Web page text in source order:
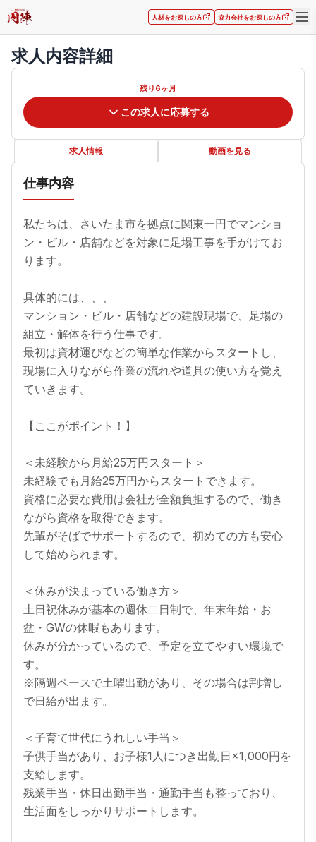
人材をお探しの方 協力会社をお探しの方
求人内容詳細
残り6ヶ月
この求人に応募する
求人情報 動画を見る
仕事内容
私たちは、さいたま市を拠点に関東一円でマンショ
ン・ビル・店舗などを対象に足場工事を手がけてお
ります。
具体的には、、、
マンション・ビル・店舗などの建設現場で、足場の
組立・解体を行う仕事です。
最初は資材運びなどの簡単な作業からスタートし、
現場に入りながら作業の流れや道具の使い方を覚え
ていきます。
【ここがポイント！】
＜未経験から月給25万円スタート＞
未経験でも月給25万円からスタートできます。
資格に必要な費用は会社が全額負担するので、働き
ながら資格を取得できます。
先輩がそばでサポートするので、初めての方も安心
して始められます。
＜休みが決まっている働き方＞
土日祝休みが基本の週休二日制で、年末年始・お
盆・GWの休暇もあります。
休みが分かっているので、予定を立てやすい環境で
す。
※隔週ペースで土曜出勤があり、その場合は割増し
で日給が出ます。
＜子育て世代にうれしい手当＞
子供手当があり、お子様1人につき出勤日×1,000円を
支給します。
残業手当・休日出勤手当・通勤手当も整っており、
生活面をしっかりサポートします。